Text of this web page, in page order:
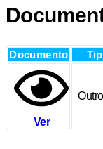
Documento
Ver